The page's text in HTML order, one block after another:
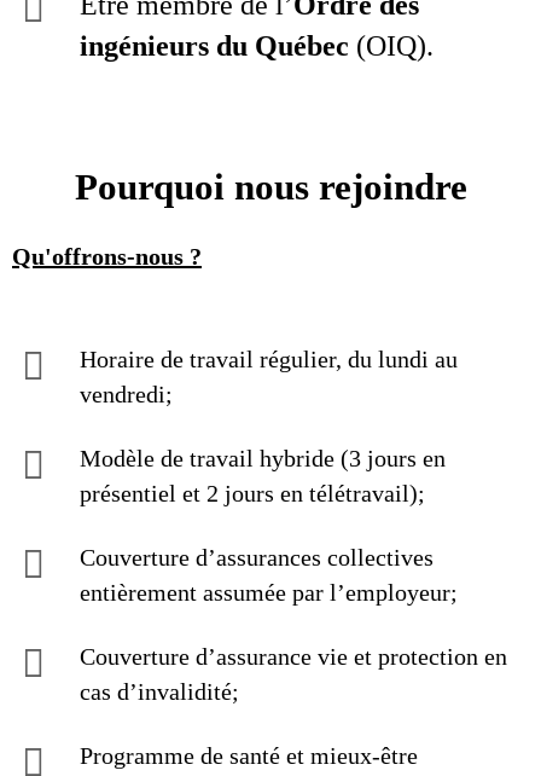
ingénieurs du Québec (OIQ).
Pourquoi nous rejoindre
Qu'offrons-nous ?
Horaire de travail régulier, du lundi au
vendredi;
Modèle de travail hybride (3 jours en
présentiel et 2 jours en télétravail);
Couverture d’assurances collectives
entièrement assumée par l’employeur;
Couverture d’assurance vie et protection en
cas d’invalidité;
Programme de santé et mieux-être